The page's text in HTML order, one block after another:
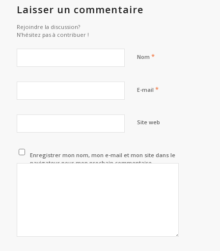
Laisser un commentaire
Rejoindre la discussion?
N’hésitez pas à contribuer !
Nom *
E-mail *
Site web
Enregistrer mon nom, mon e-mail et mon site dans le
navigateur pour mon prochain commentaire.